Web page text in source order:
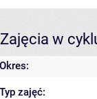
Zajęcia w
Okres:
Typ zajęć: